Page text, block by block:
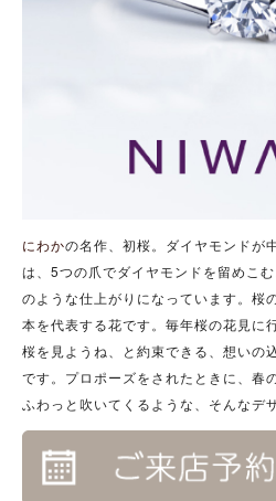
にわかの名作、初桜。ダイヤモンドが
は、5つの爪でダイヤモンドを留めこ
のような仕上がりになっています。桜
本を代表する花です。毎年桜の花見に
桜を見ようね、と約束できる、想いの
です。プロポーズをされたときに、春
ふわっと吹いてくるような、そんなデ